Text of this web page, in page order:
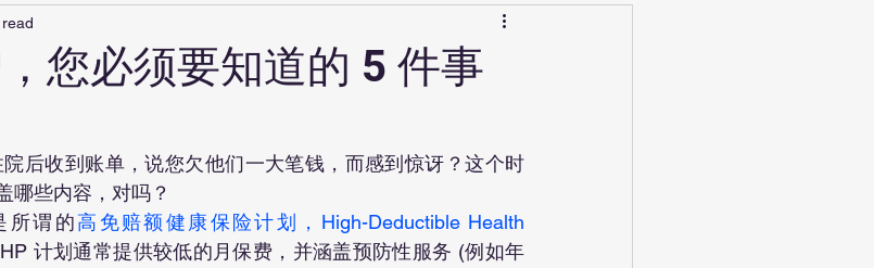
您必须要知道的 5 件事
哪些内容，对吗？
所谓的
高免赔额健康保险计划，High-Deductible Health
计划通常提供较低的月保费，并涵盖预防性服务 (例如年